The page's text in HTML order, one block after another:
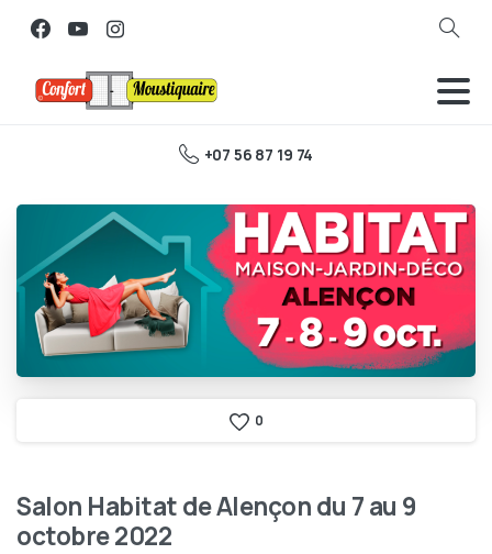
Search
+07 56 87 19 74
0
Salon Habitat de Alençon du 7 au 9
octobre 2022